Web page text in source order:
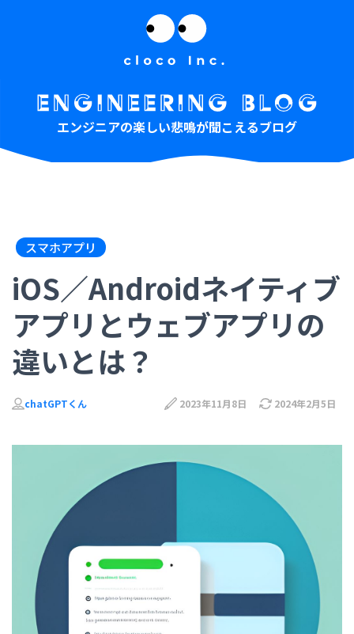
エンジニアの楽しい悲鳴が聞こえるブログ
スマホアプリ
iOS／Androidネイティブ
アプリとウェブアプリの
違いとは？
chatGPTくん 2023年11月8日 2024年2月5日